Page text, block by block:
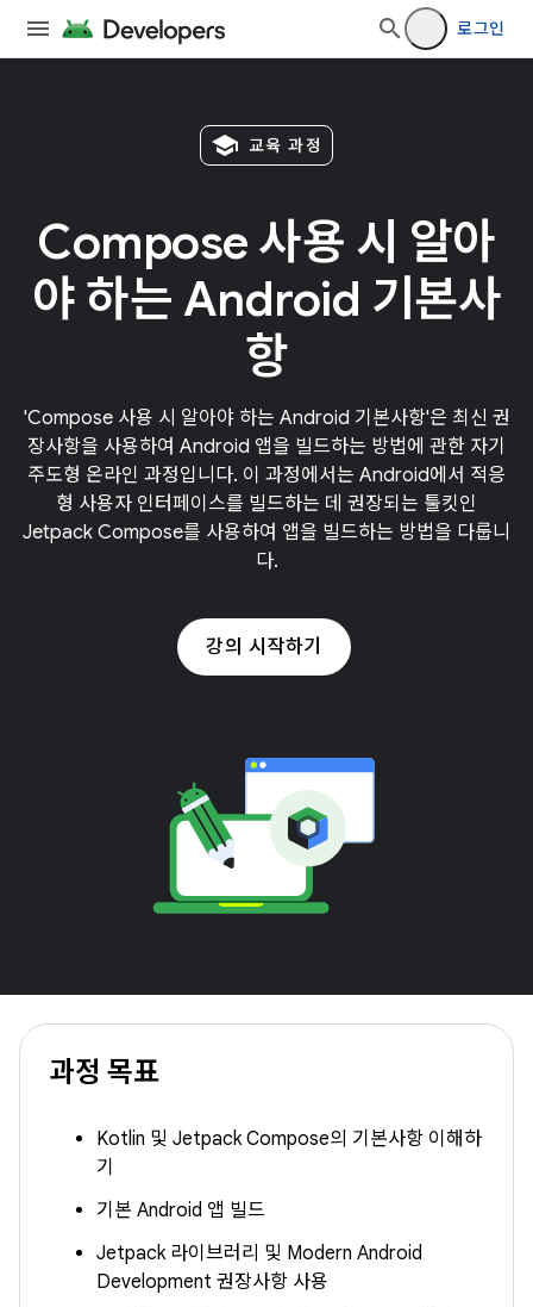
로그인
school 교육 과정
Compose 사용 시 알아
야 하는 Android 기본사
항
'Compose 사용 시 알아야 하는 Android 기본사항'은 최신 권
장사항을 사용하여 Android 앱을 빌드하는 방법에 관한 자기
주도형 온라인 과정입니다. 이 과정에서는 Android에서 적응
형 사용자 인터페이스를 빌드하는 데 권장되는 툴킷인
Jetpack Compose를 사용하여 앱을 빌드하는 방법을 다룹니
다.
강의 시작하기
과정 목표
Kotlin 및 Jetpack Compose의 기본사항 이해하
기
기본 Android 앱 빌드
Jetpack 라이브러리 및 Modern Android
Development 권장사항 사용